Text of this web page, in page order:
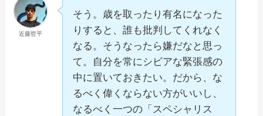
近藤哲平
そう。歳を取ったり有名になった
りすると、誰も批判してくれなく
なる。そうなったら嫌だなと思っ
て。自分を常にシビアな緊張感の
中に置いておきたい。だから、な
るべく偉くならない方がいいし、
なるべく一つの「スペシャリス